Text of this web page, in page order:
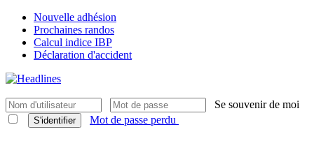
Nouvelle adhésion
Prochaines randos
Calcul indice IBP
Déclaration d'accident
Se souvenir de moi
S'identifier Mot de passe perdu